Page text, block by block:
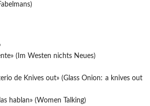
(Im Westen nichts Neues)
de Knives out» (Glass Onion: a knives out
hablan» (Women Talking)